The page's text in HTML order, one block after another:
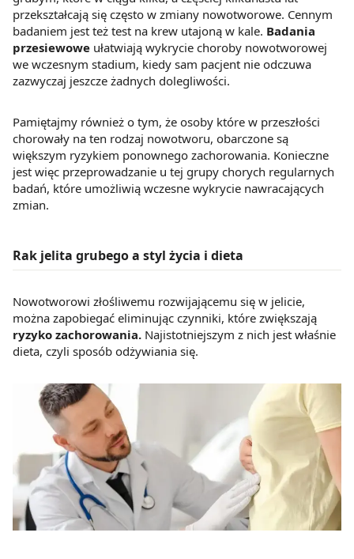
z brakiem dostępu do wszystkich funkcjonalności
Strony.
przekształcają się często w zmiany nowotworowe. Cennym
badaniem jest też test na krew utajoną w kale. Badania
przesiewowe ułatwiają wykrycie choroby nowotworowej
we wczesnym stadium, kiedy sam pacjent nie odczuwa
zazwyczaj jeszcze żadnych dolegliwości.
Pamiętajmy również o tym, że osoby które w przeszłości
chorowały na ten rodzaj nowotworu, obarczone są
większym ryzykiem ponownego zachorowania. Konieczne
jest więc przeprowadzanie u tej grupy chorych regularnych
badań, które umożliwią wczesne wykrycie nawracających
zmian.
Rak jelita grubego a styl życia i dieta
Nowotworowi złośliwemu rozwijającemu się w jelicie,
można zapobiegać eliminując czynniki, które zwiększają
ryzyko zachorowania. Najistotniejszym z nich jest właśnie
dieta, czyli sposób odżywiania się.